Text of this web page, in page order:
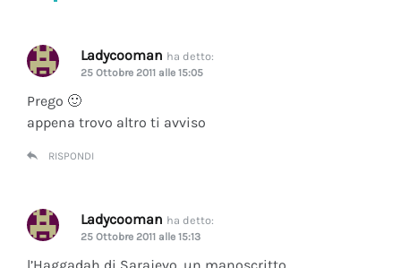
Ladycooman ha detto:
25 Ottobre 2011 alle 15:05
Prego 🙂
appena trovo altro ti avviso
RISPONDI
Ladycooman ha detto:
25 Ottobre 2011 alle 15:13